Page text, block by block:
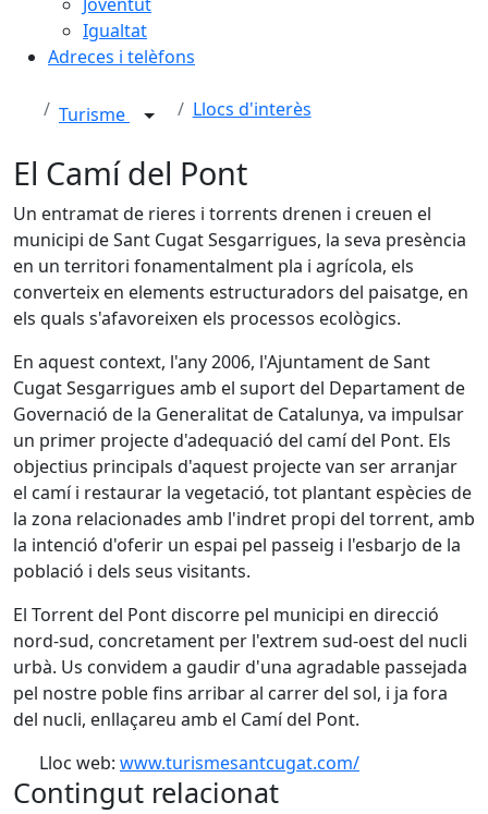
Igualtat
Adreces i telèfons
Turisme Llocs d'interès
El Camí del Pont
Un entramat de rieres i torrents drenen i creuen el
municipi de Sant Cugat Sesgarrigues, la seva presència
en un territori fonamentalment pla i agrícola, els
converteix en elements estructuradors del paisatge, en
els quals s'afavoreixen els processos ecològics.
En aquest context, l'any 2006, l'Ajuntament de Sant
Cugat Sesgarrigues amb el suport del Departament de
Governació de la Generalitat de Catalunya, va impulsar
un primer projecte d'adequació del camí del Pont. Els
objectius principals d'aquest projecte van ser arranjar
el camí i restaurar la vegetació, tot plantant espècies de
la zona relacionades amb l'indret propi del torrent, amb
la intenció d'oferir un espai pel passeig i l'esbarjo de la
població i dels seus visitants.
El Torrent del Pont discorre pel municipi en direcció
nord-sud, concretament per l'extrem sud-oest del nucli
urbà. Us convidem a gaudir d'una agradable passejada
pel nostre poble fins arribar al carrer del sol, i ja fora
del nucli, enllaçareu amb el Camí del Pont.
Lloc web: www.turismesantcugat.com/
Contingut relacionat